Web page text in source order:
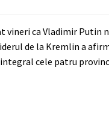
vineri ca Vladimir
de la Kremlin a
cele patru